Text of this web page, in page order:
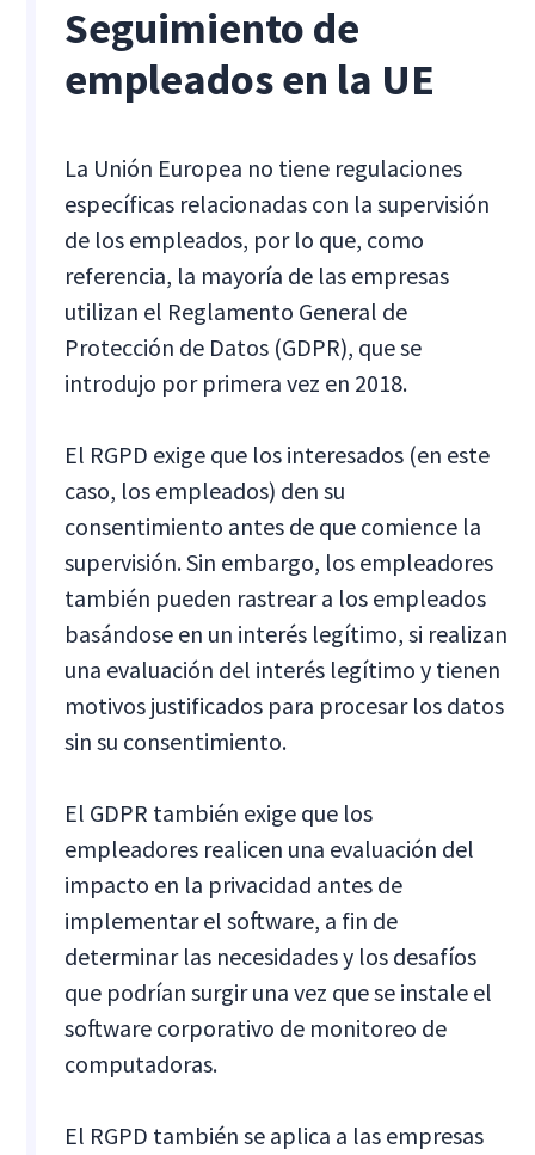
Seguimiento de
empleados en la UE
La Unión Europea no tiene regulaciones
específicas relacionadas con la supervisión
de los empleados, por lo que, como
referencia, la mayoría de las empresas
utilizan el Reglamento General de
Protección de Datos (GDPR), que se
introdujo por primera vez en 2018.
El RGPD exige que los interesados (en este
caso, los empleados) den su
consentimiento antes de que comience la
supervisión. Sin embargo, los empleadores
también pueden rastrear a los empleados
basándose en un interés legítimo, si realizan
una evaluación del interés legítimo y tienen
motivos justificados para procesar los datos
sin su consentimiento.
El GDPR también exige que los
empleadores realicen una evaluación del
impacto en la privacidad antes de
implementar el software, a fin de
determinar las necesidades y los desafíos
que podrían surgir una vez que se instale el
software corporativo de monitoreo de
computadoras.
El RGPD también se aplica a las empresas